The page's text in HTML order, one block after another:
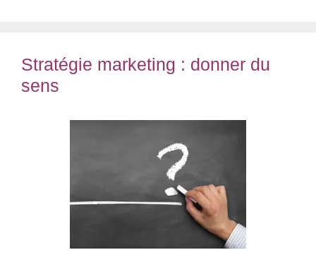
Stratégie marketing : donner du
sens